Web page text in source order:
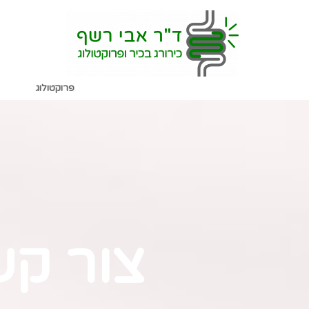
פרוקטולוג